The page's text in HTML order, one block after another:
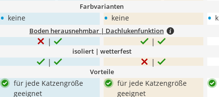
Farbvarianten
• keine • keine •
Boden herausnehmbar | Dachlukenfunktion
isoliert | wetterfest
Vorteile
für jede Katzengröße
geeignet
für jede Katzengröße
geeignet